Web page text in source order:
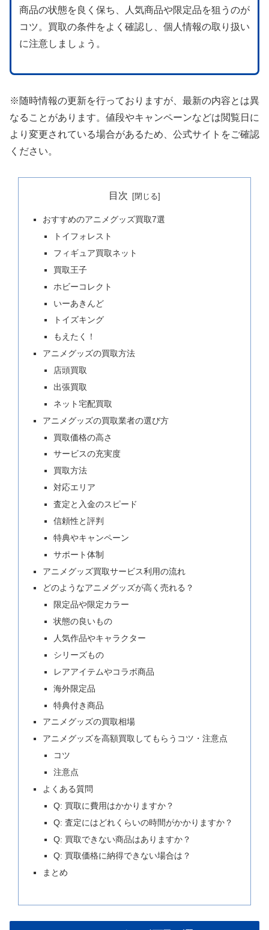
商品の状態を良く保ち、人気商品や限定品を狙うのが
コツ。買取の条件をよく確認し、個人情報の取り扱い
に注意しましょう。
※随時情報の更新を行っておりますが、最新の内容とは異
なることがあります。値段やキャンペーンなどは閲覧日に
より変更されている場合があるため、公式サイトをご確認
ください。
目次
おすすめのアニメグッズ買取7選
トイフォレスト
フィギュア買取ネット
買取王子
ホビーコレクト
いーあきんど
トイズキング
もえたく！
アニメグッズの買取方法
店頭買取
出張買取
ネット宅配買取
アニメグッズの買取業者の選び方
買取価格の高さ
サービスの充実度
買取方法
対応エリア
査定と入金のスピード
信頼性と評判
特典やキャンペーン
サポート体制
アニメグッズ買取サービス利用の流れ
どのようなアニメグッズが高く売れる？
限定品や限定カラー
状態の良いもの
人気作品やキャラクター
シリーズもの
レアアイテムやコラボ商品
海外限定品
特典付き商品
アニメグッズの買取相場
アニメグッズを高額買取してもらうコツ・注意点
コツ
注意点
よくある質問
Q: 買取に費用はかかりますか？
Q: 査定にはどれくらいの時間がかかりますか？
Q: 買取できない商品はありますか？
Q: 買取価格に納得できない場合は？
まとめ